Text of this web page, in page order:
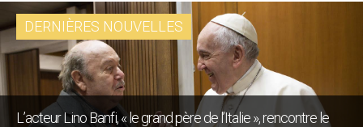
DERNIÈRES NOUVELLES
L’acteur Lino Banfi, « le grand père de l’Italie », rencontre le